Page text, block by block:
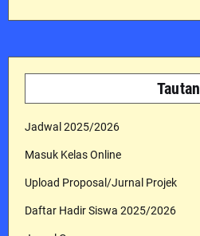
Tautan
Jadwal 2025/2026
Masuk Kelas Online
Upload Proposal/Jurnal Projek
Daftar Hadir Siswa 2025/2026